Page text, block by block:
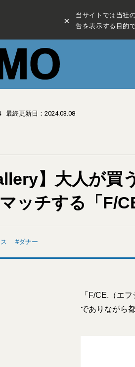
×
当サイトでは当社
告を表示する目的
最終更新日：2024.03.08
】大人が
ッチする「F/
ダナー
「F/CE.（エ
でありながら